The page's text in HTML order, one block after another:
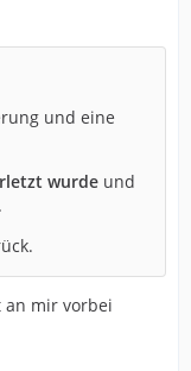
und eine
wurde und
an mir vorbei